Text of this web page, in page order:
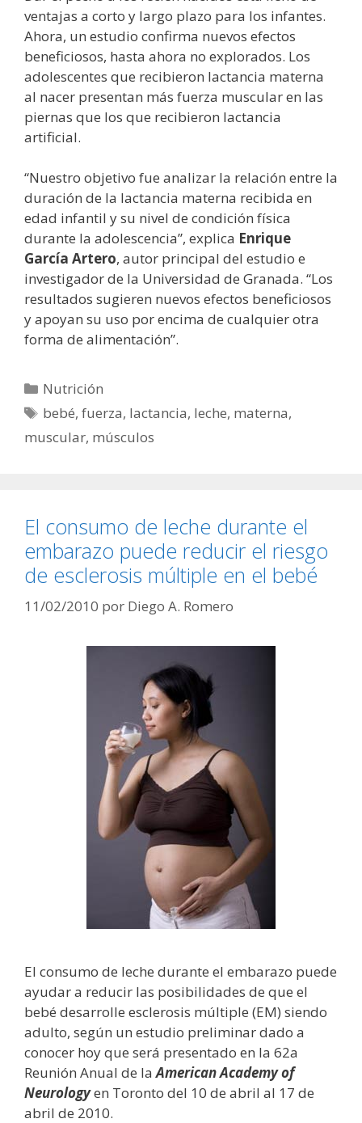
ventajas a corto y largo plazo para los infantes.
Ahora, un estudio confirma nuevos efectos
beneficiosos, hasta ahora no explorados. Los
adolescentes que recibieron lactancia materna
al nacer presentan más fuerza muscular en las
piernas que los que recibieron lactancia
artificial.
“Nuestro objetivo fue analizar la relación entre la
duración de la lactancia materna recibida en
edad infantil y su nivel de condición física
durante la adolescencia”, explica Enrique
García Artero, autor principal del estudio e
investigador de la Universidad de Granada. “Los
resultados sugieren nuevos efectos beneficiosos
y apoyan su uso por encima de cualquier otra
forma de alimentación”.
Categorías
Nutrición
Etiquetas
bebé,fuerza, lactancia, leche, materna,
muscular, músculos
El consumo de leche durante el
embarazo puede reducir el riesgo
de esclerosis múltiple en el bebé
11/02/2010 por Diego A. Romero
El consumo de leche durante el embarazo puede
ayudar a reducir las posibilidades de que el
bebé desarrolle esclerosis múltiple (EM) siendo
adulto, según un estudio preliminar dado a
conocer hoy que será presentado en la 62a
Reunión Anual de laAmerican Academy of
Neurologyen Toronto del 10 de abril al 17 de
abril de 2010.